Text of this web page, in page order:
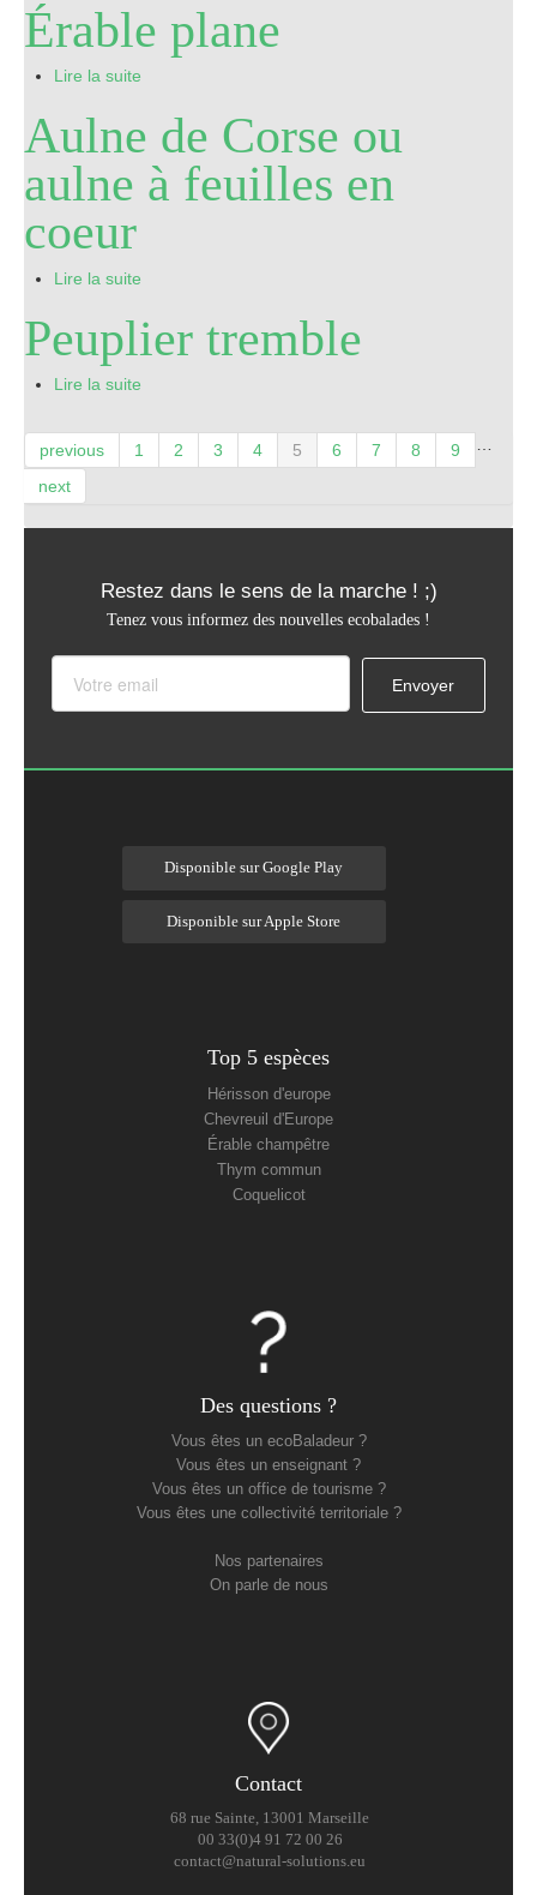
Érable plane
Lire la suite
Aulne de Corse ou
aulne à feuilles en
coeur
Lire la suite
Peuplier tremble
Lire la suite
previous 1 2 3 4 5 6 7 8 9
next
Restez dans le sens de la marche ! ;)
Tenez vous informez des nouvelles ecobalades !
Disponible sur Google Play
Disponible sur Apple Store
Top 5 espèces
Hérisson d'europe
Chevreuil d'Europe
Érable champêtre
Thym commun
Coquelicot
Des questions ?
Vous êtes un ecoBaladeur ?
Vous êtes un enseignant ?
Vous êtes un office de tourisme ?
Vous êtes une collectivité territoriale ?
Nos partenaires
On parle de nous
Contact
68 rue Sainte, 13001 Marseille
00 33(0)4 91 72 00 26
contact@natural-solutions.eu